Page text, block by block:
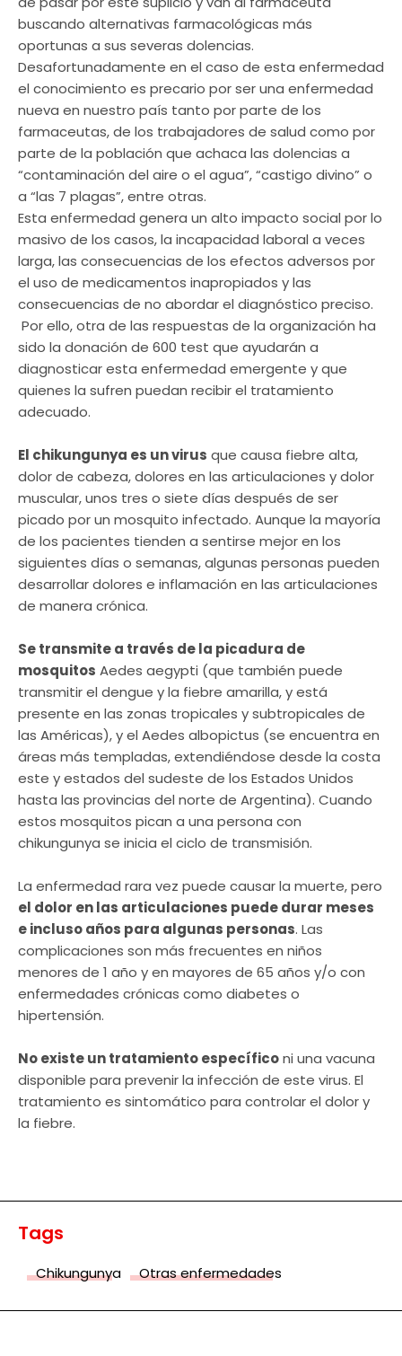
buscando alternativas farmacológicas más
oportunas a sus severas dolencias.
Desafortunadamente en el caso de esta enfermedad
el conocimiento es precario por ser una enfermedad
nueva en nuestro país tanto por parte de los
farmaceutas, de los trabajadores de salud como por
parte de la población que achaca las dolencias a
“contaminación del aire o el agua”, “castigo divino” o
a “las 7 plagas”, entre otras.
Esta enfermedad genera un alto impacto social por lo
masivo de los casos, la incapacidad laboral a veces
larga, las consecuencias de los efectos adversos por
el uso de medicamentos inapropiados y las
consecuencias de no abordar el diagnóstico preciso.
Por ello, otra de las respuestas de la organización ha
sido la donación de 600 test que ayudarán a
diagnosticar esta enfermedad emergente y que
quienes la sufren puedan recibir el tratamiento
adecuado.
El chikungunya es un virus que causa fiebre alta,
dolor de cabeza, dolores en las articulaciones y dolor
muscular, unos tres o siete días después de ser
picado por un mosquito infectado. Aunque la mayoría
de los pacientes tienden a sentirse mejor en los
siguientes días o semanas, algunas personas pueden
desarrollar dolores e inflamación en las articulaciones
de manera crónica.
Se transmite a través de la picadura de
mosquitos Aedes aegypti (que también puede
transmitir el dengue y la fiebre amarilla, y está
presente en las zonas tropicales y subtropicales de
las Américas), y el Aedes albopictus (se encuentra en
áreas más templadas, extendiéndose desde la costa
este y estados del sudeste de los Estados Unidos
hasta las provincias del norte de Argentina). Cuando
estos mosquitos pican a una persona con
chikungunya se inicia el ciclo de transmisión.
La enfermedad rara vez puede causar la muerte, pero
el dolor en las articulaciones puede durar meses
e incluso años para algunas personas. Las
complicaciones son más frecuentes en niños
menores de 1 año y en mayores de 65 años y/o con
enfermedades crónicas como diabetes o
hipertensión.
No existe un tratamiento específiconi una vacuna
disponible para prevenir la infección de este virus. El
tratamiento es sintomático para controlar el dolor y
la fiebre.
Tags
Chikungunya Otras enfermedades